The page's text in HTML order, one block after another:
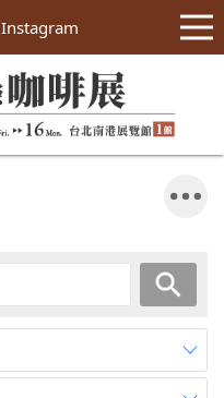
Instagram